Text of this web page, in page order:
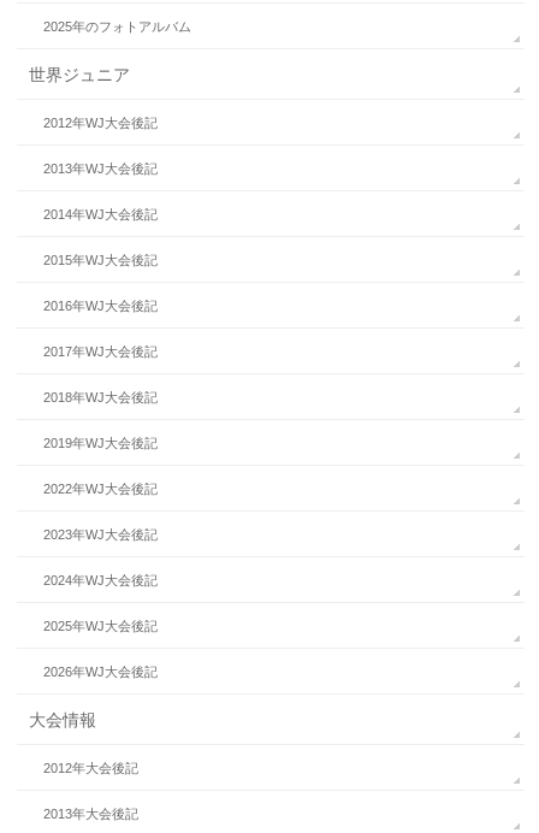
2025年のフォトアルバム
世界ジュニア
2012年WJ大会後記
2013年WJ大会後記
2014年WJ大会後記
2015年WJ大会後記
2016年WJ大会後記
2017年WJ大会後記
2018年WJ大会後記
2019年WJ大会後記
2022年WJ大会後記
2023年WJ大会後記
2024年WJ大会後記
2025年WJ大会後記
2026年WJ大会後記
大会情報
2012年大会後記
2013年大会後記